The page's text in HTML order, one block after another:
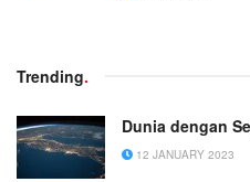
Trending.
Dunia dengan
12 JANUARY 2023